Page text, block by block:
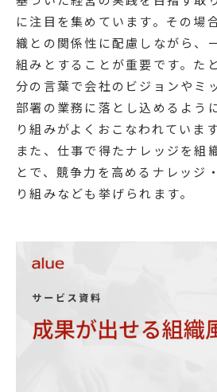
に注目を集めています。その場
織との関係性に配慮しながら、
組みとすることが重要です。た
分の言葉で会社のビジョンやミ
部署の業務に落とし込めるよう
り組みがよくおこなわれています
また、仕事で得たナレッジを組
とで、競争力を高めるナレッジ
り組みなども挙げられます。